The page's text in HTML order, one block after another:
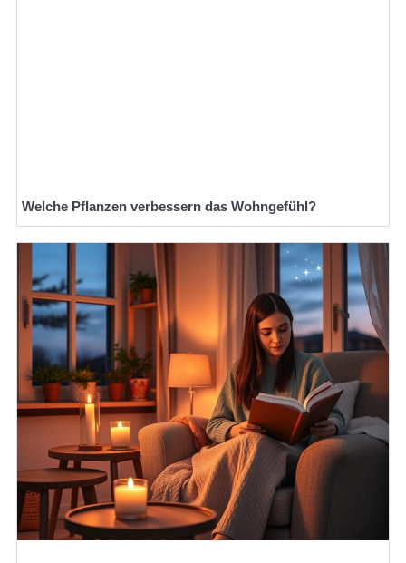
Welche Pflanzen verbessern das Wohngefühl?